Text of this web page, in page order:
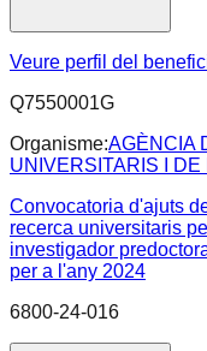
Veure perfil del
Q7550001G
Organisme:AGÈNCIA
UNIVERSITARIS I
Convocatoria d'ajuts
recerca universitaris
investigador
per a l'any 2024
6800-24-016